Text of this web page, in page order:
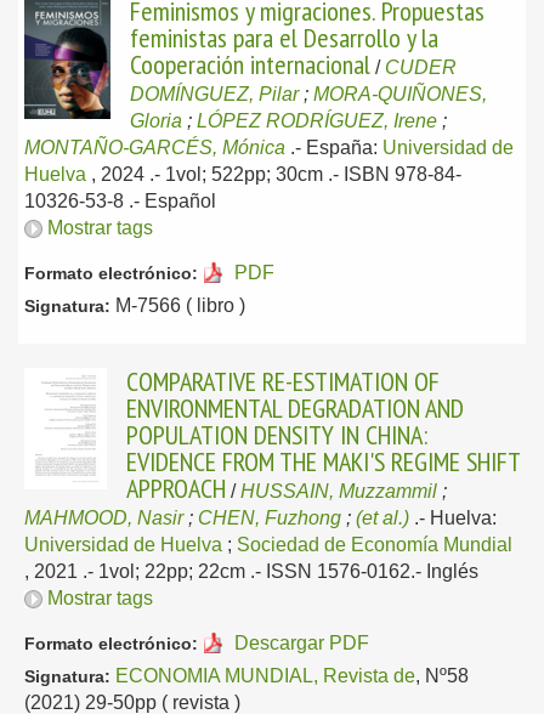
Feminismos y migraciones. Propuestas
feministas para el Desarrollo y la
Cooperación internacional / CUDER
DOMÍNGUEZ, Pilar; MORA-QUIÑONES,
Gloria ; LÓPEZ RODRÍGUEZ, Irene ;
MONTAÑO-GARCÉS, Mónica .- España: Universidad de
Huelva , 2024 .- 1vol; 522pp; 30cm .- ISBN 978-84-
10326-53-8 .- Español
Mostrar tags
Formato electrónico: PDF
Signatura: M-7566 ( libro )
COMPARATIVE RE-ESTIMATION OF
ENVIRONMENTAL DEGRADATION AND
POPULATION DENSITY IN CHINA:
EVIDENCE FROM THE MAKI'S REGIME SHIFT
APPROACH /HUSSAIN, Muzzammil ;
MAHMOOD, Nasir; CHEN, Fuzhong ; (et al.) .- Huelva:
Universidad de Huelva ; Sociedad de Economía Mundial
, 2021 .- 1vol; 22pp; 22cm .- ISSN 1576-0162.- Inglés
Mostrar tags
Formato electrónico: Descargar PDF
Signatura: ECONOMIA MUNDIAL, Revista de, Nº58
(2021) 29-50pp ( revista )